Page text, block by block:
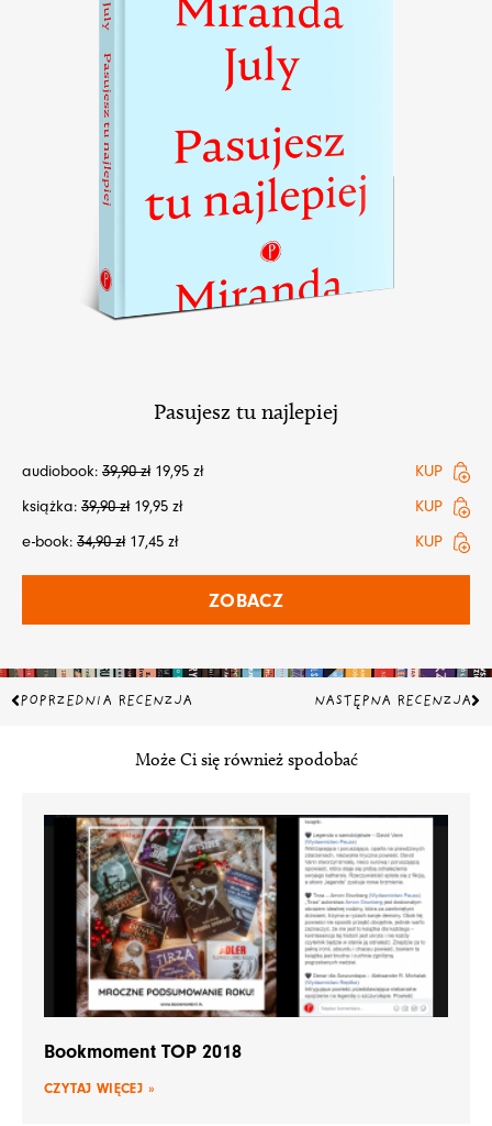
Pasujesz tu najlepiej
audiobook: 39,90zł 19,95 zł
KUP
książka: 39,90zł 19,95 zł
KUP
e-book: 34,90zł 17,45 zł KUP
ZOBACZ
Prev
POPRZEDNIA RECENZJA NASTĘPNA RECENZJA
Może Ci się również spodobać
Bookmoment TOP 2018
CZYTAJ WIĘCEJ »